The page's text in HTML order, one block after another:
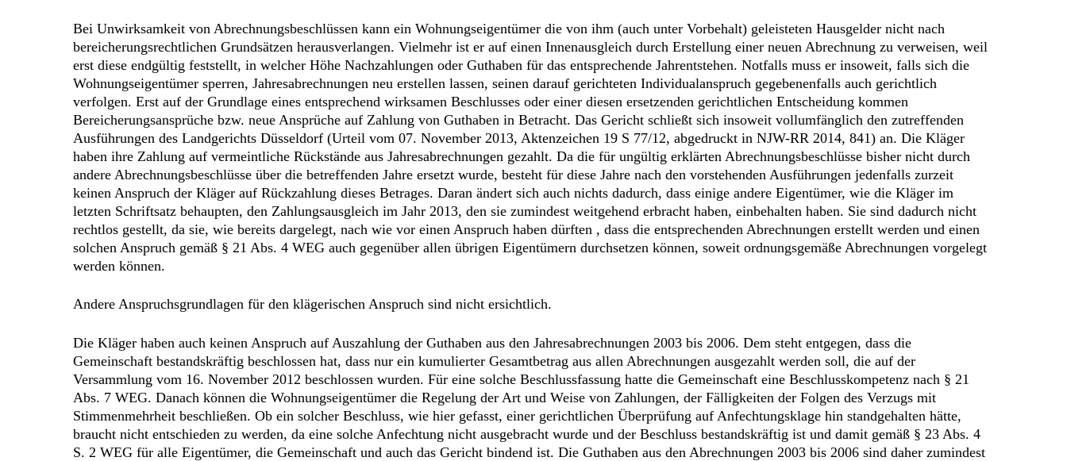
Bei Unwirksamkeit von Abrechnungsbeschlüssen kann ein Wohnungseigentümer die von ihm (auch unter Vorbehalt) geleisteten Hausgelder nicht nach
bereicherungsrechtlichen Grundsätzen herausverlangen. Vielmehr ist er auf einen Innenausgleich durch Erstellung einer neuen Abrechnung zu verweisen, weil
erst diese endgültig feststellt, in welcher Höhe Nachzahlungen oder Guthaben für das entsprechende Jahrentstehen. Notfalls muss er insoweit, falls sich die
Wohnungseigentümer sperren, Jahresabrechnungen neu erstellen lassen, seinen darauf gerichteten Individualanspruch gegebenenfalls auch gerichtlich
verfolgen. Erst auf der Grundlage eines entsprechend wirksamen Beschlusses oder einer diesen ersetzenden gerichtlichen Entscheidung kommen
Bereicherungsansprüche bzw. neue Ansprüche auf Zahlung von Guthaben in Betracht. Das Gericht schließt sich insoweit vollumfänglich den zutreffenden
Ausführungen des Landgerichts Düsseldorf (Urteil vom 07. November 2013, Aktenzeichen 19 S 77/12, abgedruckt in NJW-RR 2014, 841) an. Die Kläger
haben ihre Zahlung auf vermeintliche Rückstände aus Jahresabrechnungen gezahlt. Da die für ungültig erklärten Abrechnungsbeschlüsse bisher nicht durch
andere Abrechnungsbeschlüsse über die betreffenden Jahre ersetzt wurde, besteht für diese Jahre nach den vorstehenden Ausführungen jedenfalls zurzeit
keinen Anspruch der Kläger auf Rückzahlung dieses Betrages. Daran ändert sich auch nichts dadurch, dass einige andere Eigentümer, wie die Kläger im
letzten Schriftsatz behaupten, den Zahlungsausgleich im Jahr 2013, den sie zumindest weitgehend erbracht haben, einbehalten haben. Sie sind dadurch nicht
rechtlos gestellt, da sie, wie bereits dargelegt, nach wie vor einen Anspruch haben dürften , dass die entsprechenden Abrechnungen erstellt werden und einen
solchen Anspruch gemäß § 21 Abs. 4 WEG auch gegenüber allen übrigen Eigentümern durchsetzen können, soweit ordnungsgemäße Abrechnungen vorgelegt
werden können.
Andere Anspruchsgrundlagen für den klägerischen Anspruch sind nicht ersichtlich.
Die Kläger haben auch keinen Anspruch auf Auszahlung der Guthaben aus den Jahresabrechnungen 2003 bis 2006. Dem steht entgegen, dass die
Gemeinschaft bestandskräftig beschlossen hat, dass nur ein kumulierter Gesamtbetrag aus allen Abrechnungen ausgezahlt werden soll, die auf der
Versammlung vom 16. November 2012 beschlossen wurden. Für eine solche Beschlussfassung hatte die Gemeinschaft eine Beschlusskompetenz nach § 21
Abs. 7 WEG. Danach können die Wohnungseigentümer die Regelung der Art und Weise von Zahlungen, der Fälligkeiten der Folgen des Verzugs mit
Stimmenmehrheit beschließen. Ob ein solcher Beschluss, wie hier gefasst, einer gerichtlichen Überprüfung auf Anfechtungsklage hin standgehalten hätte,
braucht nicht entschieden zu werden, da eine solche Anfechtung nicht ausgebracht wurde und der Beschluss bestandskräftig ist und damit gemäß § 23 Abs. 4
S. 2 WEG für alle Eigentümer, die Gemeinschaft und auch das Gericht bindend ist. Die Guthaben aus den Abrechnungen 2003 bis 2006 sind daher zumindest